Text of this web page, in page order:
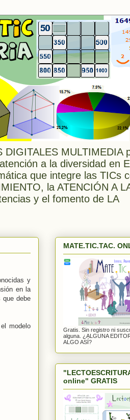
MULTIMEDIA
a la diversidad en
que integre las TICs
la ATENCIÓN A
y el fomento de LA
y
en la
que debe
modelo
MATE.TIC.TAC.
Gratis. Sin registro ni
alguna. ¿ALGUNA
ALGO ASÍ?
online" GRATIS